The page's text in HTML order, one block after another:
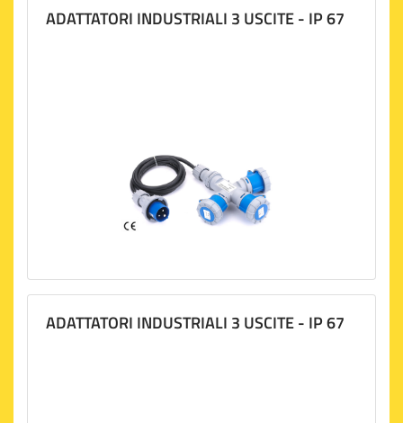
ADATTATORI INDUSTRIALI 3 USCITE - IP 67
ADATTATORI INDUSTRIALI 3 USCITE - IP 67